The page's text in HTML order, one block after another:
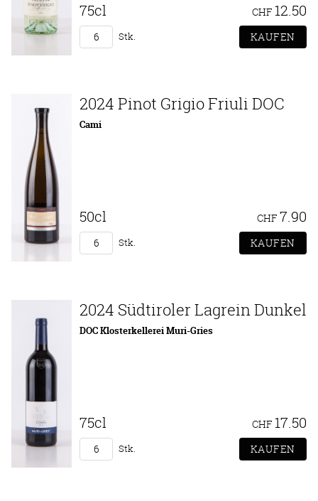
75cl CHF 12.50
Stk.
2024 Pinot Grigio Friuli DOC
Cami
50cl CHF 7.90
Stk.
2024 Südtiroler Lagrein Dunkel
DOC Klosterkellerei Muri-Gries
75cl CHF 17.50
Stk.